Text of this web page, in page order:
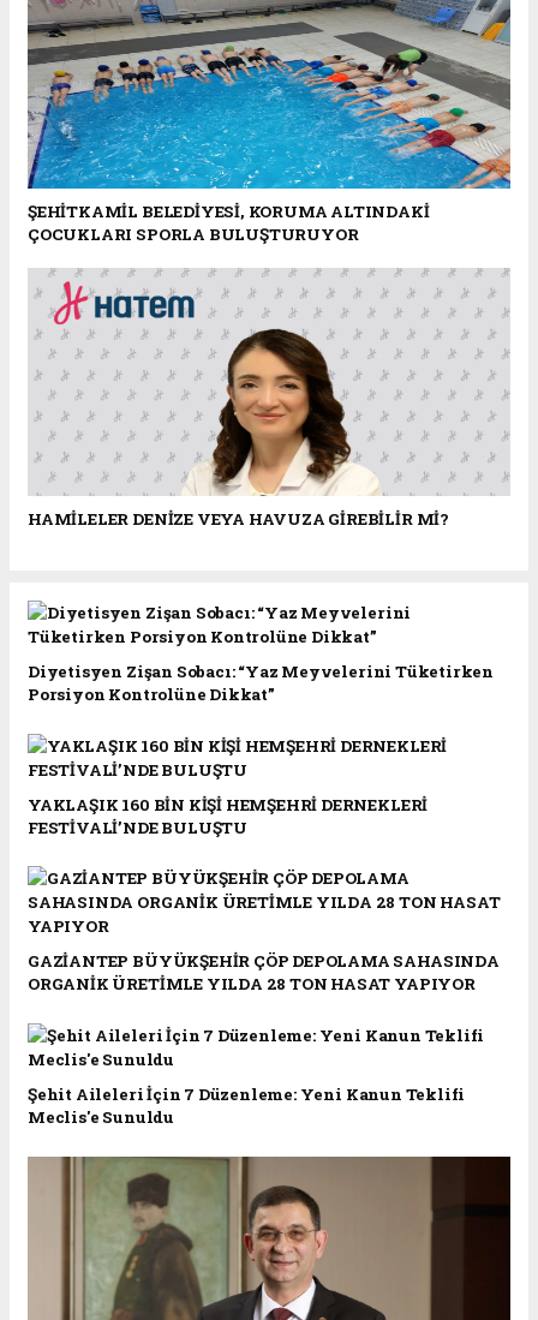
ŞEHİTKAMİL BELEDİYESİ, KORUMA ALTINDAKİ
ÇOCUKLARI SPORLA BULUŞTURUYOR
HAMİLELER DENİZE VEYA HAVUZA GİREBİLİR Mİ?
Diyetisyen Zişan Sobacı: “Yaz Meyvelerini Tüketirken
Porsiyon Kontrolüne Dikkat”
YAKLAŞIK 160 BİN KİŞİ HEMŞEHRİ DERNEKLERİ
FESTİVALİ’NDE BULUŞTU
GAZİANTEP BÜYÜKŞEHİR ÇÖP DEPOLAMA SAHASINDA
ORGANİK ÜRETİMLE YILDA 28 TON HASAT YAPIYOR
Şehit Aileleri İçin 7 Düzenleme: Yeni Kanun Teklifi
Meclis'e Sunuldu